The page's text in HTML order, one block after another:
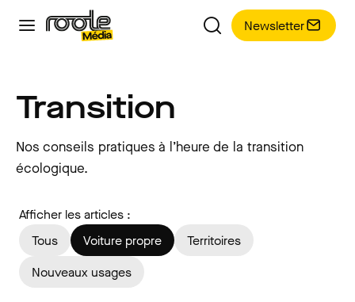
Newsletter
Transition
Nos conseils pratiques à l’heure de la transition
écologique.
Afficher les articles :
Tous
Voiture propre
Territoires
Nouveaux usages